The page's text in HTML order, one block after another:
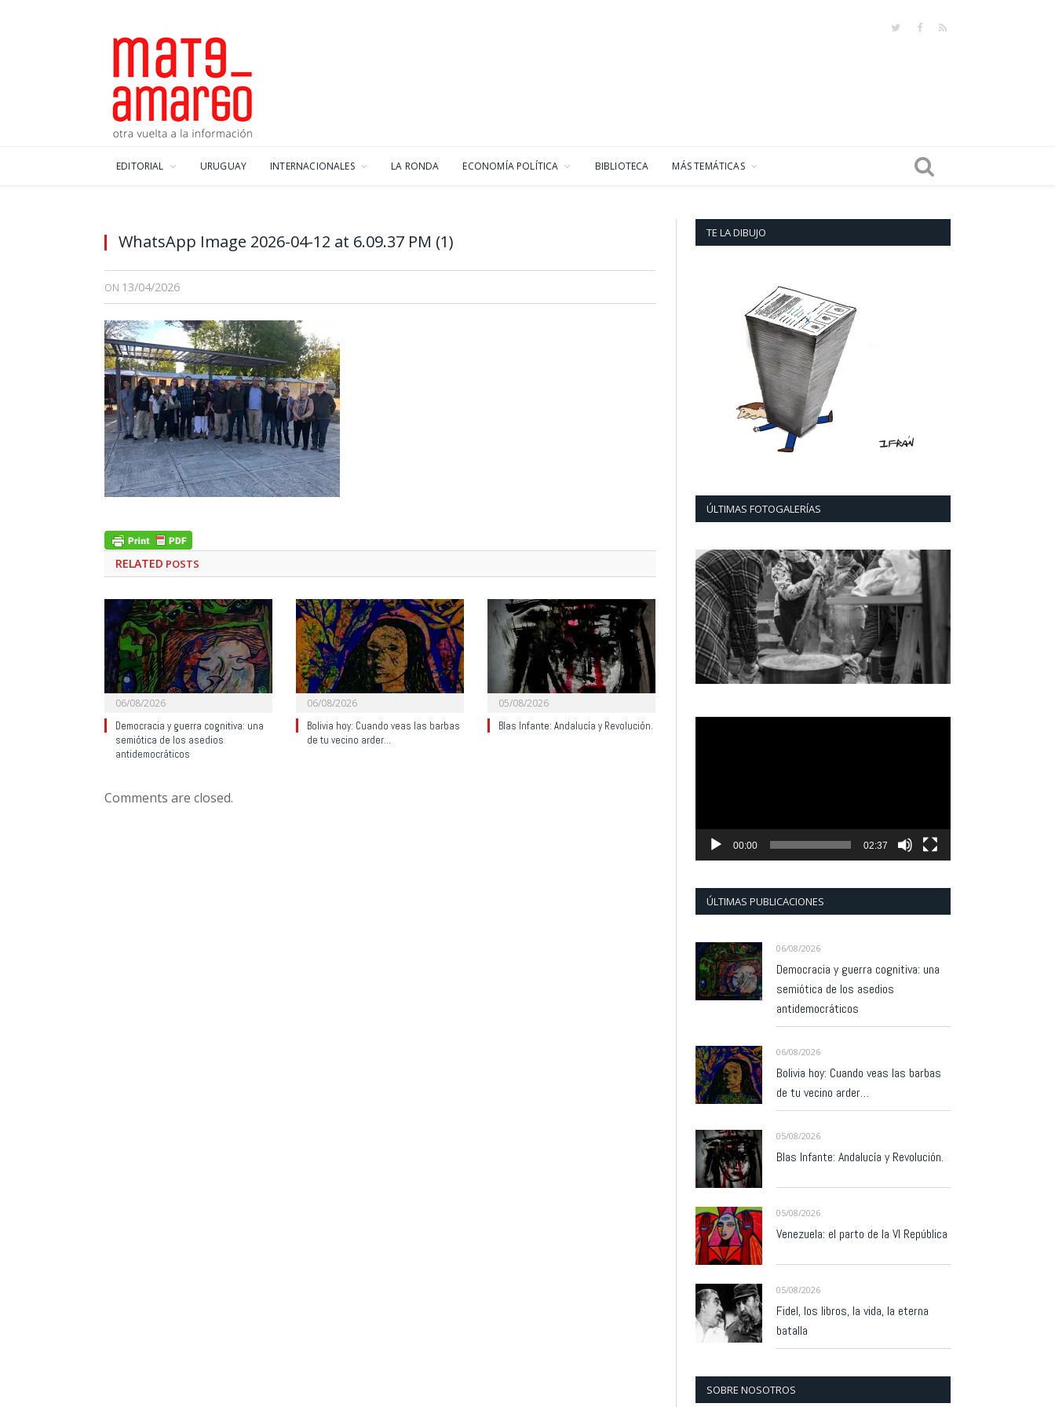
TwitterFacebook
RSS
EDITORIAL URUGUAY INTERNACIONALES LA RONDA ECONOMÍA POLÍTICA BIBLIOTECA MÁS TEMÁTICAS
WhatsApp Image 2026-04-12 at 6.09.37 PM (1)
ON 13/04/2026
RELATED POSTS
06/08/2026
Democracia y guerra cognitiva: una
semiótica de los asedios
antidemocráticos
06/08/2026
Bolivia hoy: Cuando veas las barbas
de tu vecino arder…
05/08/2026
Blas Infante: Andalucía y Revolución.
Comments are closed.
TE LA DIBUJO
ÚLTIMAS FOTOGALERÍAS
00:00 02:37
ÚLTIMAS PUBLICACIONES
06/08/2026
Democracia y guerra cognitiva: una
semiótica de los asedios
antidemocráticos
06/08/2026
Bolivia hoy: Cuando veas las barbas
de tu vecino arder…
05/08/2026
Blas Infante: Andalucía y Revolución.
05/08/2026
Venezuela: el parto de la VI República
05/08/2026
Fidel, los libros, la vida, la eterna
batalla
SOBRE NOSOTROS